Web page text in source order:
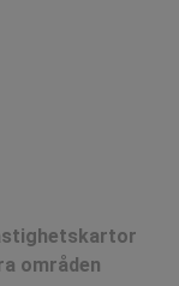
områden